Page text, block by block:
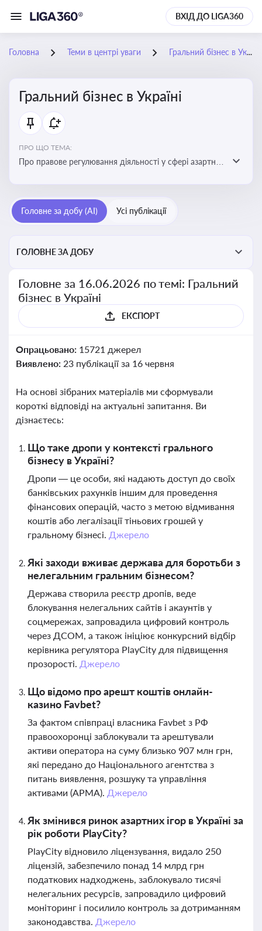
ВХІД ДО LIGA360
Головна Теми в центрі уваги Гральний бізнес в Україні
Гральний бізнес в Україні
ПРО ЩО ТЕМА:
Про правове регулювання діяльності у сфері азартних
реальні кейси
Головне за добу (AI) Усі публікації
ГОЛОВНЕ ЗА ДОБУ
Головне за 16.06.2026 по темі: Гральний
бізнес в Україні
ЕКСПОРТ
Опрацьовано: 15721 джерел
Виявлено: 23 публікації за 16 червня
На основі зібраних матеріалів ми сформували
короткі відповіді на актуальні запитання. Ви
дізнаєтесь:
Що таке дропи у контексті грального
бізнесу в Україні?
Дропи — це особи, які надають доступ до своїх
банківських рахунків іншим для проведення
фінансових операцій, часто з метою відмивання
коштів або легалізації тіньових грошей у
гральному бізнесі. Джерело
Які заходи вживає держава для боротьби з
нелегальним гральним бізнесом?
Держава створила реєстр дропів, веде
блокування нелегальних сайтів і акаунтів у
соцмережах, запровадила цифровий контроль
через ДСОМ, а також ініціює конкурсний відбір
керівника регулятора PlayCity для підвищення
прозорості. Джерело
Що відомо про арешт коштів онлайн-
казино Favbet?
За фактом співпраці власника Favbet з РФ
правоохоронці заблокували та арештували
активи оператора на суму близько 907 млн грн,
які передано до Національного агентства з
питань виявлення, розшуку та управління
активами (АРМА). Джерело
Як змінився ринок азартних ігор в Україні за
рік роботи PlayCity?
PlayCity відновило ліцензування, видало 250
ліцензій, забезпечило понад 14 млрд грн
податкових надходжень, заблокувало тисячі
нелегальних ресурсів, запровадило цифровий
моніторинг і посилило контроль за дотриманням
законодавства. Джерело